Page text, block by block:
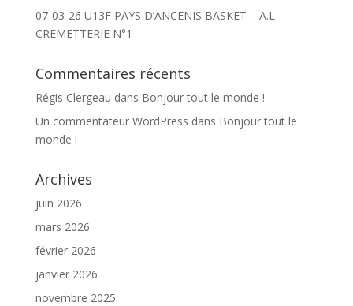
07-03-26 U13F PAYS D’ANCENIS BASKET – A.L
CREMETTERIE N°1
Commentaires récents
Régis Clergeau dans Bonjour tout le monde !
Un commentateur WordPress dans Bonjour tout le
monde !
Archives
juin 2026
mars 2026
février 2026
janvier 2026
novembre 2025